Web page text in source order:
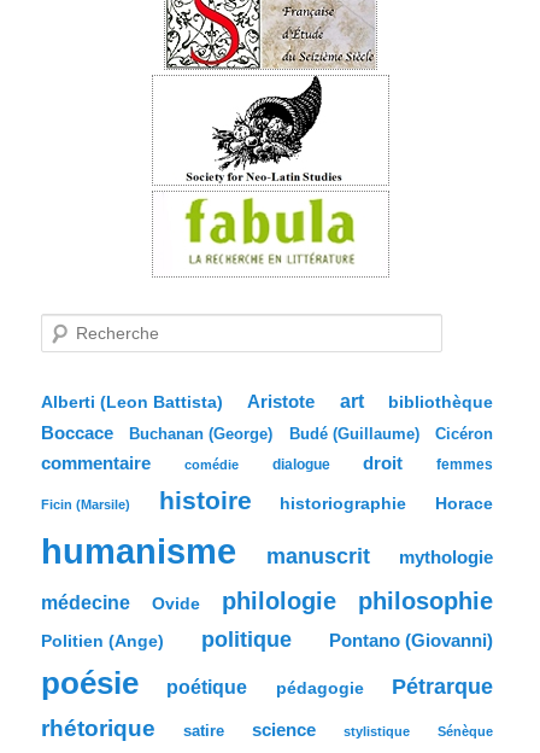
e
r
c
e
Alberti (Leon Battista) Aristote art bibliothèque
Boccace Buchanan (George) Budé (Guillaume) Cicéron
commentaire comédie dialogue droit femmes
Ficin (Marsile) histoire historiographie Horace
humanisme manuscrit mythologie
médecine Ovide philologie philosophie
Politien (Ange) politique Pontano (Giovanni)
poésie poétique pédagogie Pétrarque
rhétorique satire science stylistique Sénèque